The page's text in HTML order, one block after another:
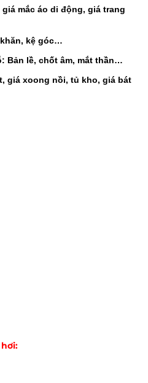
mắc áo di động, giá trang
kệ góc…
Bản lề, chốt âm, mắt thần…
giá xoong nồi, tủ kho, giá bát
: